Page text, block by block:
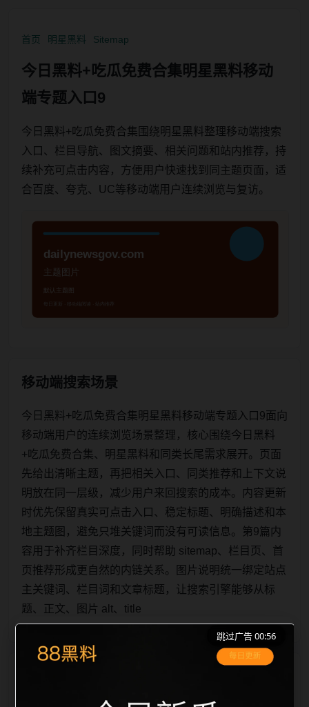
首页 明星黑料 Sitemap
今日黑料+吃瓜免费合集明星黑料移动
端专题入口9
今日黑料+吃瓜免费合集围绕明星黑料整理移动端搜索
入口、栏目导航、图文摘要、相关问题和站内推荐，持
续补充可点击内容，方便用户快速找到同主题页面，适
合百度、夸克、UC等移动端用户连续浏览与复访。
移动端搜索场景
今日黑料+吃瓜免费合集明星黑料移动端专题入口9面向
移动端用户的连续浏览场景整理，核心围绕今日黑料
+吃瓜免费合集、明星黑料和同类长尾需求展开。页面
先给出清晰主题，再把相关入口、同类推荐和上下文说
明放在同一层级，减少用户来回搜索的成本。内容更新
时优先保留真实可点击入口、稳定标题、明确描述和本
地主题图，避免只堆关键词而没有可读信息。第9篇内
容用于补齐栏目深度，同时帮助 sitemap、栏目页、首
页推荐形成更自然的内链关系。图片说明统一绑定站点
主关键词、栏目词和文章标题，让搜索引擎能够从标
题、正文、图片 alt、title
跳过广告 00:56